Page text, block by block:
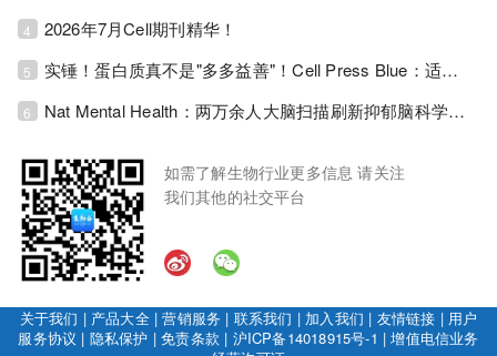
4 2026年7月Cell期刊精华！
5 实锤！蛋白质真不是"多多益善"！Cell Press Blue：适度限蛋白，反而拉长健康寿命！
6 Nat Mental Health：两万余人大脑扫描刷新抑郁脑科学认知！抑郁不只是情绪病，视觉、运动脑区同步受损！
如需了解生物行业更多信息 请关注
我们其他的社交平台
关于我们 | 产品大全|营销服务 | 联系我们 | 加入我们 | 友情链接 | 用户
服务协议 | 隐私保护 |免责条款 | 沪ICP备14018915号-1 |增值电信业务